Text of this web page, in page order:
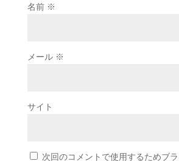
名前 ※
メール ※
サイト
次回のコメントで使用するためブ